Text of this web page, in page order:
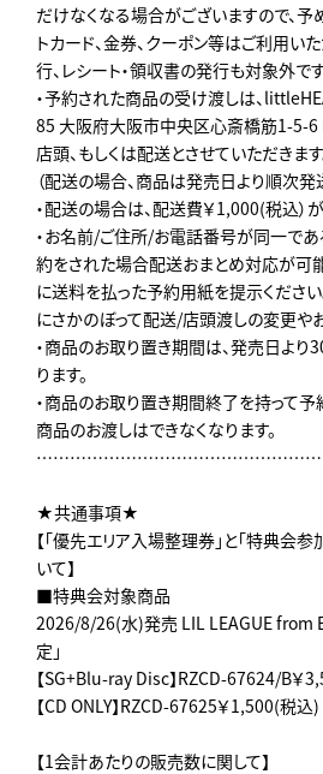
だけなくなる場合がございますので、予
トカード、金券、クーポン等はご利用い
行、レシート・領収書の発行も対象外です
・予約された商品の受け渡しは、
85 大阪府大阪市中央区心斎橋筋1-5-6
店頭、もしくは配送とさせていただきます
（配送の場合、商品は発売日より順次発
・配送の場合は、配送費￥1,000(税込）
・お名前/ご住所/お電話番号が同一であ
約をされた場合配送おまとめ対応が可
に送料を払った予約用紙を提示くださ
にさかのぼって配送/店頭渡しの変更や
・商品のお取り置き期間は、発売日よ
ります。
・商品のお取り置き期間終了を持って予
商品のお渡しはできなくなります。
★共通事項★
【「優先エリア入場整理券」と「特典会
いて】
■特典会対象商品
2026/8/26(水)発売 LIL LEAGUE from
定」
【SG+Blu-ray Disc】RZCD-67624/B￥
【CD ONLY】RZCD-67625￥1,500(税込)
【1会計あたりの販売数に関して】